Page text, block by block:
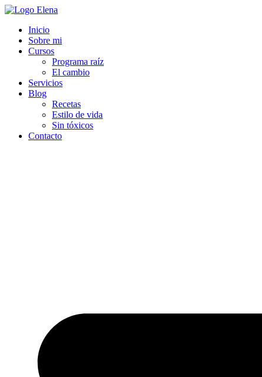
Inicio
Sobre mi
Cursos
Programa raíz
El cambio
Servicios
Blog
Recetas
Estilo de vida
Sin tóxicos
Contacto